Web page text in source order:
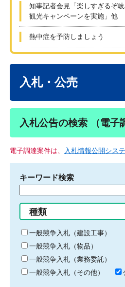
知事記者会見「楽しすぎるぞ
観光キャンペーンを実施」他
熱中症を予防しましょう
入札・公売
入札公告の検索 （電子
電子調達案件は、 入札情報公開シス
キーワード検索
る
キ
ー
ワ
ー
ド
種類
一般競争入札（建設工事）
一般競争入札（物品）
一般競争入札（業務委託）
一般競争入札（その他）